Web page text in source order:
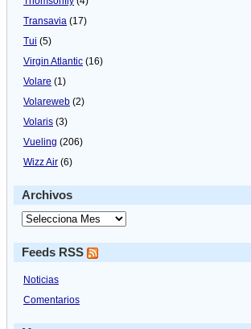
Transavia (17)
Tui (5)
Virgin Atlantic (16)
Volare (1)
Volareweb (2)
Volaris (3)
Vueling (206)
Wizz Air (6)
Archivos
Feeds RSS
Noticias
Comentarios